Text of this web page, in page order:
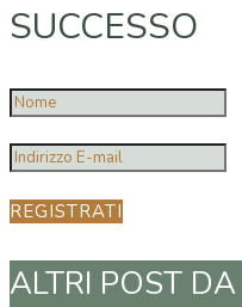
SUCCESSO
REGISTRATI
ALTRI POST